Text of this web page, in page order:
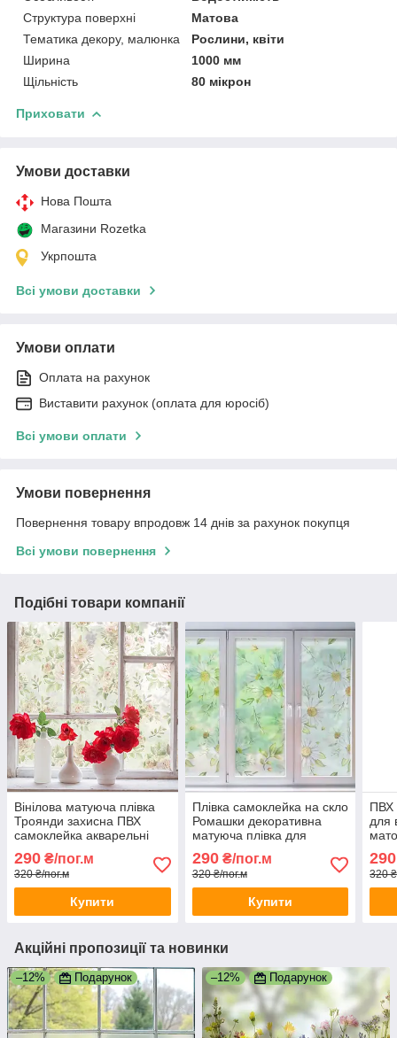
Структура поверхні
Матова
Тематика декору, малюнка
Рослини, квіти
Ширина
1000 мм
Щільність
80 мікрон
Приховати
Умови доставки
Нова Пошта
Магазини Rozetka
Укрпошта
Всі умови доставки
Умови оплати
Оплата на рахунок
Виставити рахунок (оплата для юросіб)
Всі умови оплати
Умови повернення
Повернення товару впродовж 14 днів за рахунок покупця
Всі умови повернення
Подібні товари компанії
Вінілова матуюча плівка
Троянди захисна ПВХ
самоклейка акварельні
квіти пишні троянди 1
пог.м 1000х1000 мм
290 ₴/пог.м
320 ₴/пог.м
Купити
Плівка самоклейка на скло
Ромашки декоративна
матуюча плівка для
дзеркала скла ПВХ 1 пог.м
1000х1000 мм
290₴/пог.м
320 ₴/пог.м
Купити
ПВХ
для
290
320
Акційні пропозиції та новинки
–12% Подарунок –12% Подарунок